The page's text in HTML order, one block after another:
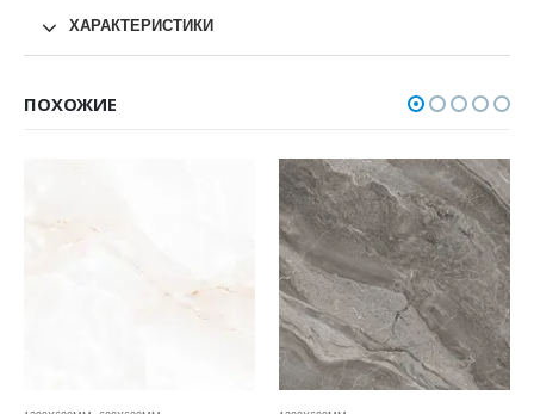
ХАРАКТЕРИСТИКИ
ПОХОЖИЕ